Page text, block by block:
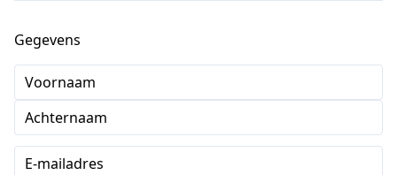
Gegevens
Voornaam
Achternaam
E-mailadres